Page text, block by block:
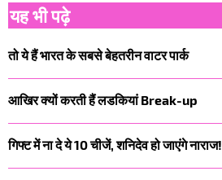
यह भी पढ़े
तो ये हैं भारत के सबसे बेहतरीन वाटर पार्क
आखिर क्यों करती हैं लडकियां Break-up
गिफ्ट में ना दे ये 10 चीजें, शनिदेव हो जाएंगे नाराज!